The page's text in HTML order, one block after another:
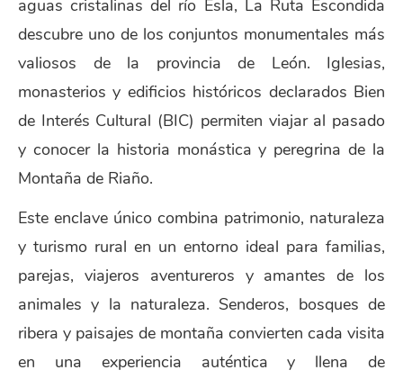
aguas cristalinas del río Esla, La Ruta Escondida
descubre uno de los conjuntos monumentales más
valiosos de la provincia de León. Iglesias,
monasterios y edificios históricos declarados Bien
de Interés Cultural (BIC) permiten viajar al pasado
y conocer la historia monástica y peregrina de la
Montaña de Riaño.
Este enclave único combina patrimonio, naturaleza
y turismo rural en un entorno ideal para familias,
parejas, viajeros aventureros y amantes de los
animales y la naturaleza. Senderos, bosques de
ribera y paisajes de montaña convierten cada visita
en una experiencia auténtica y llena de